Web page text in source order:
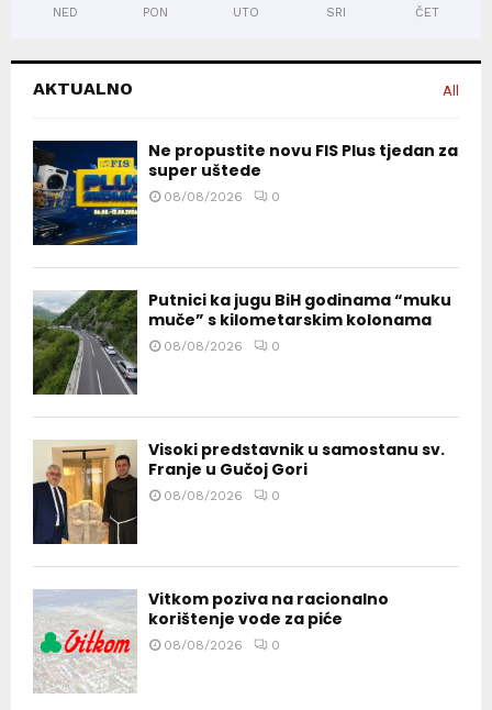
NED PON UTO SRI ČET
AKTUALNO All
Ne propustite novu FIS Plus tjedan za
super uštede
08/08/2026 0
Putnici ka jugu BiH godinama “muku
muče” s kilometarskim kolonama
08/08/2026 0
Visoki predstavnik u samostanu sv.
Franje u Gučoj Gori
08/08/2026 0
Vitkom poziva na racionalno
korištenje vode za piće
08/08/2026 0